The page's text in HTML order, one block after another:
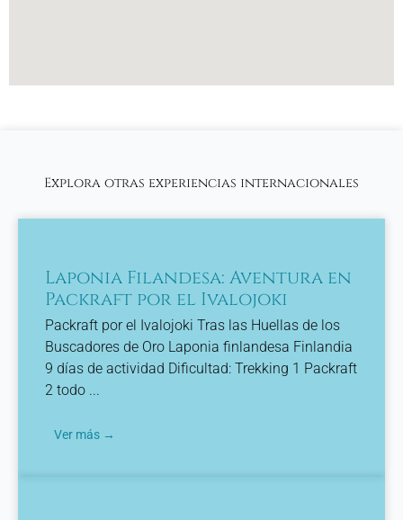
Explora otras experiencias internacionales
Laponia Filandesa: Aventura en
Packraft por el Ivalojoki
Packraft por el Ivalojoki Tras las Huellas de los
Buscadores de Oro Laponia finlandesa Finlandia
9 días de actividad Dificultad: Trekking 1 Packraft
2 todo ...
Ver más →